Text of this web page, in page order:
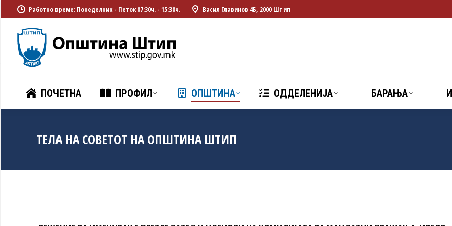
Работно време: Понеделник - Петок 07:30ч. - 15:30ч. Васил Главинов 4Б, 2000 Штип
ПОЧЕТНА ПРОФИЛ ОПШТИНА ОДДЕЛЕНИЈА БАРАЊА
ТЕЛА НА СОВЕТОТ НА ОПШТИНА ШТИП
ПОЧЕТНА ПРОФИЛ ОПШТИНА ОДДЕЛЕНИЈА БАРАЊА